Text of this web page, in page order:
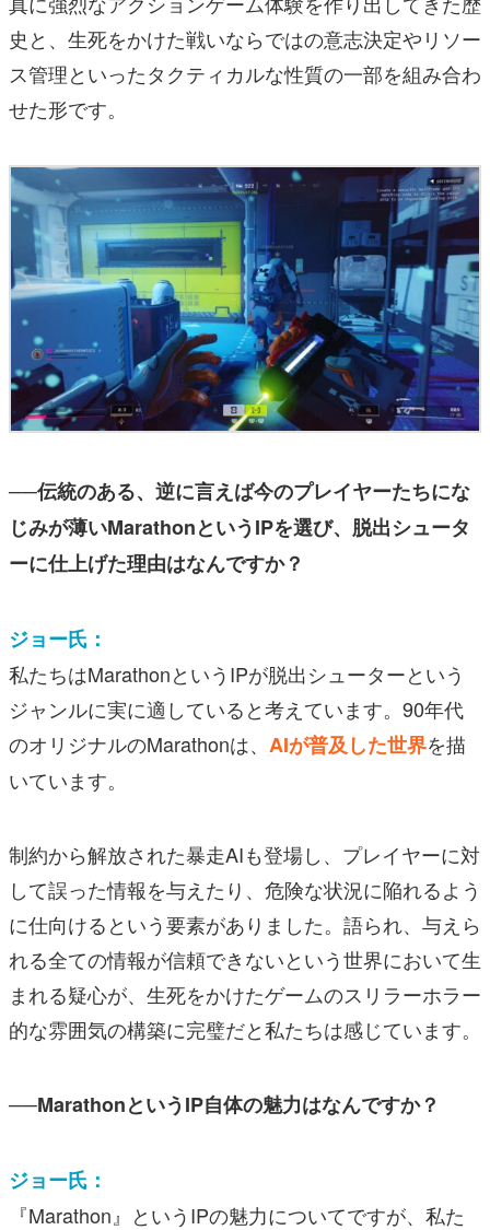
史と、生死をかけた戦いならではの意志決定やリソー
ス管理といったタクティカルな性質の一部を組み合わ
せた形です。
──伝統のある、逆に言えば今のプレイヤーたちにな
じみが薄いMarathonというIPを選び、脱出シュータ
ーに仕上げた理由はなんですか？
ジョー氏：
私たちはMarathonというIPが脱出シューターという
ジャンルに実に適していると考えています。90年代
のオリジナルのMarathonは、 AIが普及した世界を描
いています。
制約から解放された暴走AIも登場し、プレイヤーに対
して誤った情報を与えたり、危険な状況に陥れるよう
に仕向けるという要素がありました。語られ、与えら
れる全ての情報が信頼できないという世界において生
まれる疑心が、生死をかけたゲームのスリラーホラー
的な雰囲気の構築に完璧だと私たちは感じています。
──MarathonというIP自体の魅力はなんですか？
ジョー氏：
『Marathon』というIPの魅力についてですが、私た